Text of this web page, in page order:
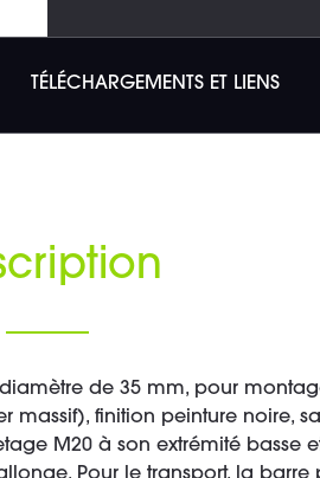
TÉLÉCHARGEMENTS ET LIENS
de 35 mm, pour
massif), finition peinture noire,
M20 à son extrémité